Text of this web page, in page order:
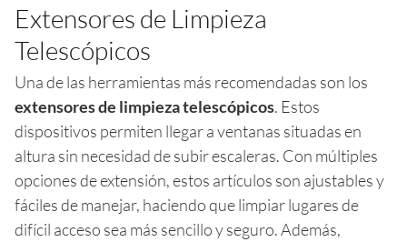
Extensores de Limpieza
Telescópicos
Una de las herramientas más recomendadas son los
extensores de limpieza telescópicos. Estos
dispositivos permiten llegar a ventanas situadas en
altura sin necesidad de subir escaleras. Con múltiples
opciones de extensión, estos artículos son ajustables y
fáciles de manejar, haciendo que limpiar lugares de
difícil acceso sea más sencillo y seguro. Además,